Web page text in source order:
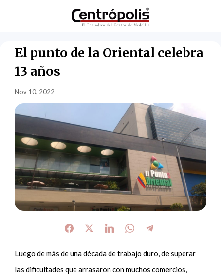
El punto de la Oriental celebra
13 años
Nov 10, 2022
Luego de más de una década de trabajo duro, de superar
las dificultades que arrasaron con muchos comercios,